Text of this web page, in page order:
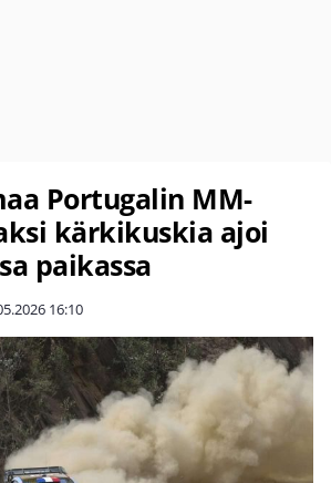
Portugalin MM-
kärkikuskia ajoi
paikassa
16:10